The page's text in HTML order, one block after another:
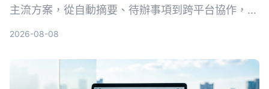
主流方案，從自動摘要、待辦事項到跨平台協作，教
2026-08-08